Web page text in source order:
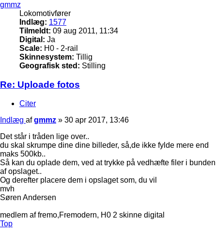
gmmz
Lokomotivfører
Indlæg: 1577
Tilmeldt: 09 aug 2011, 11:34
Digital: Ja
Scale: H0 - 2-rail
Skinnesystem: Tillig
Geografisk sted: Stilling
Re: Uploade fotos
Citer
Indlæg afgmmz » 30 apr 2017, 13:46
Det står i tråden lige over..
du skal skrumpe dine dine billeder, så,de ikke fylde mere end
maks 500kb..
Så kan du oplade dem, ved at trykke på vedhæfte filer i bunden
af opslaget..
Og derefter placere dem i opslaget som, du vil
mvh
Søren Andersen
medlem af fremo,Fremodern, H0 2 skinne digital
Top